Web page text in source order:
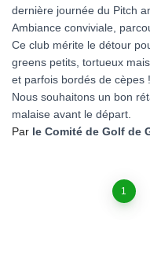
dernière journée du Pitch
Ambiance conviviale,
Ce club mérite le détour
greens petits, tortueux
et parfois bordés de cèpes !
Nous souhaitons un bon
malaise avant le départ.
Par le Comité de Golf de
Pagination 1